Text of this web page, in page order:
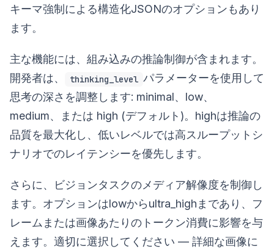
キーマ強制による構造化JSONのオプションもあり
ます。
主な機能には、組み込みの推論制御が含まれます。
開発者は、
thinking_level パラメーターを使用して
思考の深さを調整します: minimal、low、
medium、または high (デフォルト)。highは推論の
品質を最大化し、低いレベルでは高スループットシ
ナリオでのレイテンシーを優先します。
さらに、ビジョンタスクのメディア解像度を制御し
ます。オプションはlowからultra_highまであり、フ
レームまたは画像あたりのトークン消費に影響を与
えます。適切に選択してください — 詳細な画像に